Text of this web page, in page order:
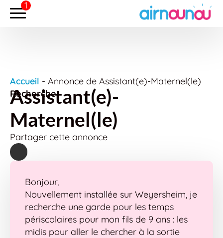
Accueil - Annonce de Assistant(e)-Maternel(le)
Recherche
Assistant(e)-
Maternel(le)
Partager cette annonce
Bonjour,
Nouvellement installée sur Weyersheim, je
recherche une garde pour les temps
périscolaires pour mon fils de 9 ans : les
midis pour aller le chercher à la sortie